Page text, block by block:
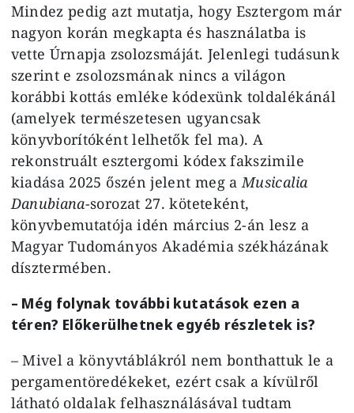
Mindez pedig azt mutatja, hogy Esztergom már
nagyon korán megkapta és használatba is
vette Úrnapja zsolozsmáját. Jelenlegi tudásunk
szerint e zsolozsmának nincs a világon
korábbi kottás emléke kódexünk toldalékánál
(amelyek természetesen ugyancsak
könyvborítóként lelhetők fel ma). A
rekonstruált esztergomi kódex fakszimile
kiadása 2025 őszén jelent meg a Musicalia
Danubiana-sorozat 27. köteteként,
könyvbemutatója idén március 2-án lesz a
Magyar Tudományos Akadémia székházának
dísztermében.
– Még folynak további kutatások ezen a
téren? Előkerülhetnek egyéb részletek is?
– Mivel a könyvtáblákról nem bonthattuk le a
pergamentöredékeket, ezért csak a kívülről
látható oldalak felhasználásával tudtam